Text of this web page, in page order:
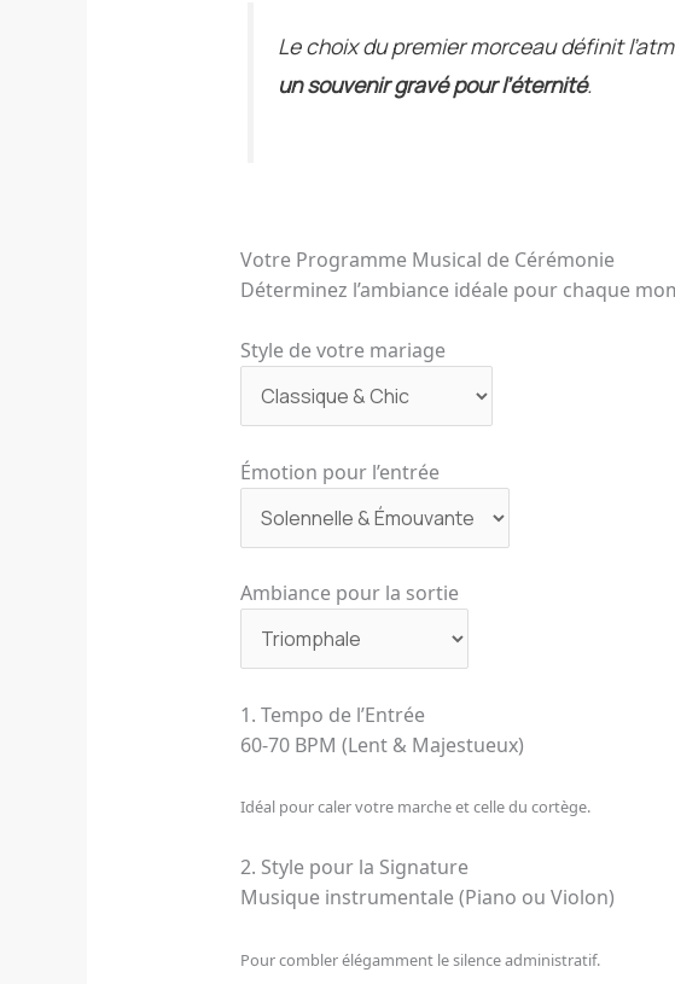
Le choix du premier morceau définit
un souvenir gravé pour l’éternité.
Votre Programme Musical de Cérémonie
Déterminez l’ambiance idéale pour chaque
Style de votre mariage
Émotion pour l’entrée
Ambiance pour la sortie
1. Tempo de l’Entrée
60-70 BPM (Lent & Majestueux)
Idéal pour caler votre marche et celle du cortège.
2. Style pour la Signature
Musique instrumentale (Piano ou Violon)
Pour combler élégamment le silence administratif.